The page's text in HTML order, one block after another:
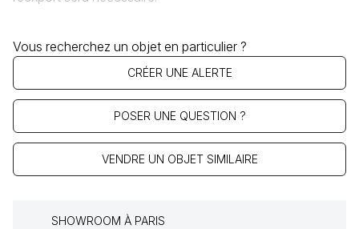
Vous recherchez un objet en particulier ?
CRÉER UNE ALERTE
POSER UNE QUESTION ?
VENDRE UN OBJET SIMILAIRE
SHOWROOM À PARIS